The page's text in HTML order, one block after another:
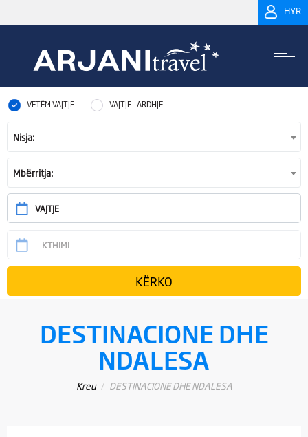
HYR
VETËM VAJTJE VAJTJE - ARDHJE
Nisja:
Mbërritja:
DESTINACIONE DHE
NDALESA
Kreu DESTINACIONE DHE NDALESA